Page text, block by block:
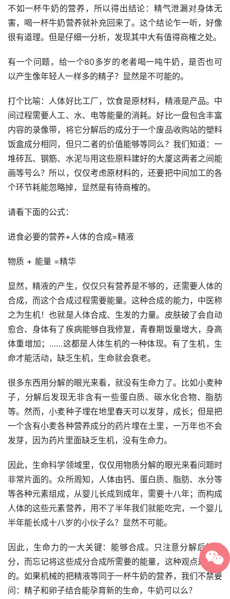
不如一杯牛奶的营养，所以得出结论：精气泄漏对身体无
害，喝一杯牛奶营养就补充回来了。这个结论乍一听，好像
很有道理。但是仔细一分析，发现其中大有值得商榷之处。
有一个问题，给一个80多岁的老者喝一吨牛奶，是否也可
以产生像年轻人一样多的精子？显然是不可能的。
打个比喻：人体好比工厂，饮食是原材料，精液是产品。中
间过程需要人工、水、电等能量的消耗。好比一盘包含丰富
内容的录像带，将它分解后的成分于一个废品收购站的塑料
饭盒成分相同，但只二者的价值能够等同么？我们知道：一
堆砖瓦、钢筋、水泥与用这些原料建好的大厦这两者之间能
画等号么？所以，仅仅考虑原材料的，还要把中间加工的各
个环节耗能忽略掉，显然是有待商榷的。
请看下面的公式：
进食必要的营养+人体的合成=精液
物质 + 能量 =精华
显然，精液的产生，仅仅只有营养是不够的，还需要人体的
合成，而这个合成过程需要能量。这种合成的能力，中医称
之为生机！也就是人体合成、生发的力量。皮肤破了会自动
愈合、身体有了疾病能够自我修复，青春期饭量增大，身高
体重增加；……这都是人体生机的一种体现。有了生机，生
命才能活动，缺乏生机，生命就会衰老。
很多东西用分解的眼光来看，就没有生命力了。比如小麦种
子，分解后发现无非含有一些蛋白质、碳水化合物、脂肪
等。然而，小麦种子埋在地里春天可以发芽，成长；但是把
一个含有小麦各种营养成分的药片埋在土里，一万年也不会
发芽，因为药片里面缺乏生机，没有生命力。
因此，生命科学领域里，仅仅用物质分解的眼光来看问题时
非常片面的。众所周知，人体由钙、蛋白质、脂肪、水分等
等各种元素组成，从婴儿长成到成年，需要十八年；而构成
人体的这些元素营养，用不了半年我们就能吃完，一个婴儿
半年能长成十八岁的小伙子么？显然不可能。
因此，生命力的一大关键：能够合成。只注意分解后的成
分，而忘记将这些成分合成所需要的能量，这种观点是片面
的。如果机械的把精液等同于一杯牛奶的营养，我们不禁要
问：精子和卵子结合能孕育新的生命，牛奶可以么？